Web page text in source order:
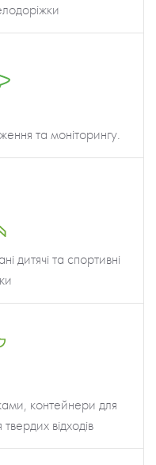
та моніторингу.
дитячі та спортивні
контейнери для
відходів